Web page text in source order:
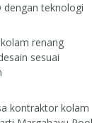
dengan teknologi
renang
sesuai
kontraktor kolam